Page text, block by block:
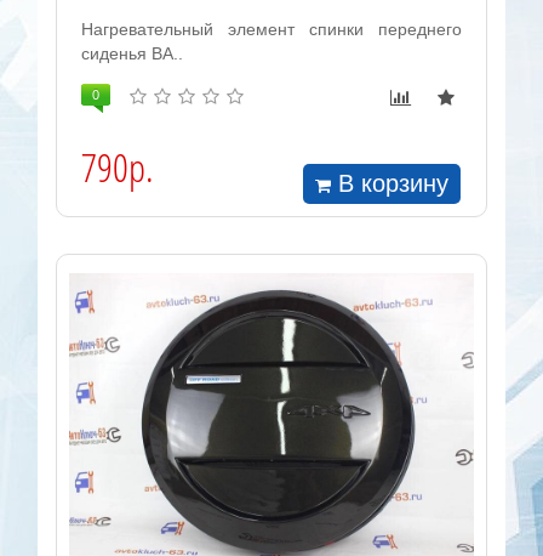
Нагревательный элемент спинки переднего
сиденья ВА..
0
790р. В корзину